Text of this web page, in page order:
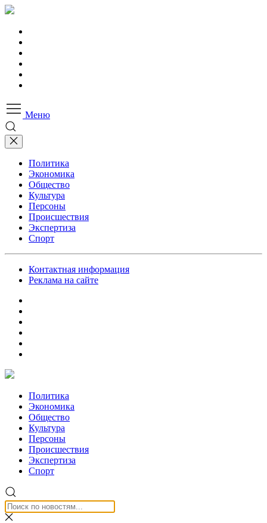
Меню
Политика
Экономика
Общество
Культура
Персоны
Происшествия
Экспертиза
Спорт
Контактная информация
Реклама на сайте
Политика
Экономика
Общество
Культура
Персоны
Происшествия
Экспертиза
Спорт